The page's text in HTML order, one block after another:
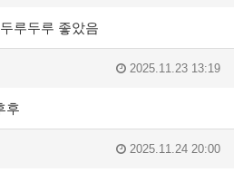
루두루 좋았음
2025.11.23 13:19
후
2025.11.24 20:00